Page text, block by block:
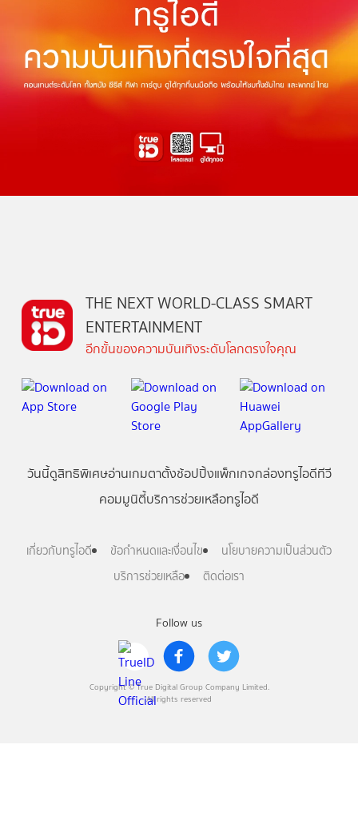
Follow us
Copyright © True Digital Group Company Limited.
All rights reserved
THE NEXT WORLD-CLASS SMART
ENTERTAINMENT
อีกขั้นของความบันเทิงระดับโลกตรงใจคุณ
วันนี้ดูสิทธิพิเศษอ่านเกมตาตั้งช้อปปิ้งแพ็กเกจกล่องทรูไอดีทีวี
คอมมูนิตี้บริการช่วยเหลือทรูไอดี
เกี่ยวกับทรูไอดี ข้อกำหนดและเงื่อนไข
นโยบายความเป็นส่วนตัว
บริการช่วยเหลือ
ติดต่อเรา